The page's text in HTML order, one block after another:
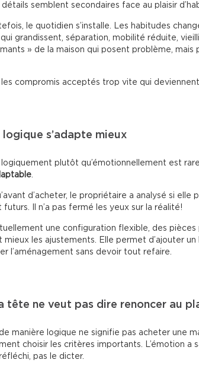
semblent secondaires face au plaisir
le quotidien s’installe. Les habitudes
qui grandissent, séparation, mobilité réduite,
» de la maison qui posent problème, mais
compromis acceptés trop vite qui
s’adapte mieux
logiquement plutôt qu’émotionnellement est
d’acheter, le propriétaire a analysé si
Il n’a pas fermé les yeux sur la réalité!
une configuration flexible, des pièces
les ajustements. Elle permet d’ajouter
l’aménagement sans devoir tout refaire.
tête ne veut pas dire renoncer au
manière logique ne signifie pas acheter une
choisir les critères importants. L’émotion a
pas le dicter.